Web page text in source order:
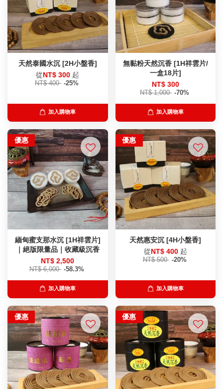
天然泰國水沉 [2H小盤香]
從NT$ 300 起
NT$ 400 -25%
加入購物車
無黏粉天然沉香 [1H祥雲片/
一盒18片]
NT$ 300
NT$ 1,000 -70%
加入購物車
優惠
緬甸蜜支那水沉 [1H祥雲片]
｜絕版限量品｜收藏級沉香
NT$ 2,500
NT$ 6,000 -58.3%
加入購物車
優惠
天然惠安沉 [4H小盤香]
從NT$ 400 起
NT$ 500 -20%
加入購物車
優惠 優惠